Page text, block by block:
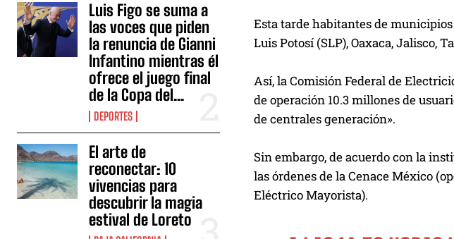
Luis Figo se suma a
las voces que piden
la renuncia de Gianni
Infantino mientras él
ofrece el juego final
de la Copa del...
DEPORTES
El arte de
reconectar: 10
vivencias para
descubrir la magia
estival de Loreto
Esta tarde habitantes de municipios
Luis Potosí (SLP), Oaxaca, Jalisco,
Así, la Comisión Federal de
de operación 10.3 millones de
de centrales generación».
Sin embargo, de acuerdo con la
las órdenes de la Cenace México
Eléctrico Mayorista).